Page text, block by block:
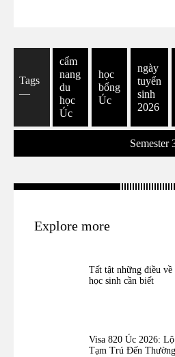
Tags
―
cẩm
nang
du
học
Úc
học
bổng
Úc
ngày
tuyển
sinh
2026
Semester
Explore more
Tất tật những điều về
học sinh cần biết
Visa 820 Úc 2026:
Tạm Trú Đến